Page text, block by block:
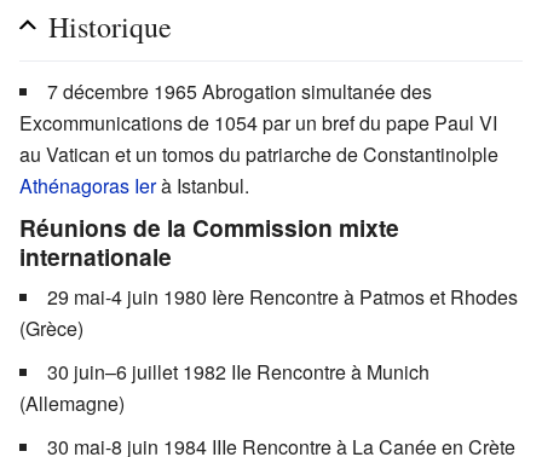
Historique
7 décembre 1965 Abrogation simultanée des
Excommunications de 1054 par un bref du pape Paul VI
au Vatican et un tomos du patriarche de Constantinolple
Athénagoras Ierà Istanbul.
Réunions de la Commission mixte
internationale
29 mai-4 juin 1980 Ière Rencontre à Patmos et Rhodes
(Grèce)
30 juin–6 juillet 1982 IIe Rencontre à Munich
(Allemagne)
30 mai-8 juin 1984 IIIe Rencontre à La Canée en Crète